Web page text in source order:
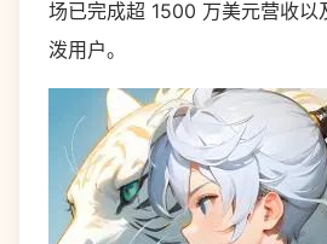
场已完成超 1500 万美元营收以
泼用户。